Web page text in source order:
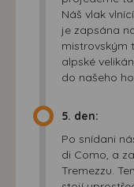
Náš vlak
je zapsána
mistrovským
alpské
do našeho
5. den:
Po snídani
di Como, a
Tremezzu.